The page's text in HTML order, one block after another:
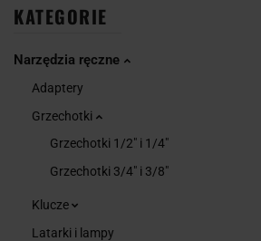
KATEGORIE
Narzędzia ręczne
Adaptery
Grzechotki
Grzechotki 1/2" i 1/4"
Grzechotki 3/4" i 3/8"
Klucze
Latarki i lampy